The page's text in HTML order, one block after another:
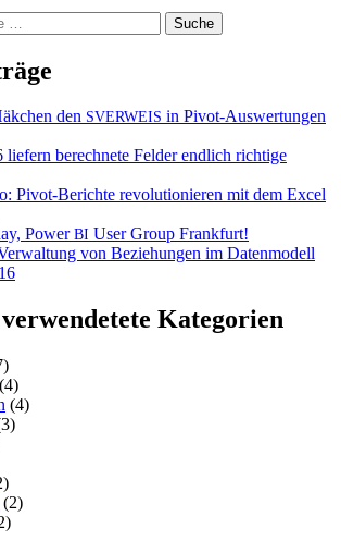
den SVERWEIS in Pivot-Auswertungen
liefern berechnete Felder endlich richtige
Pivot-Berichte revolutionieren mit dem Excel
PowerBI User Group Frankfurt!
von Beziehungen im Datenmodell
Kategorien
(4)
(4)
(2)